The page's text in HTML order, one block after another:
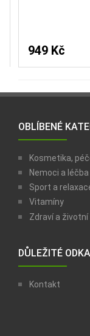
949 Kč
OBLÍBENÉ
Kosmetika,
Nemoci a léčba
Sport a
Vitamíny
Zdraví a
DŮLEŽITÉ
Kontakt